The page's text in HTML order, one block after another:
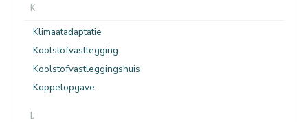
K
Klimaatadaptatie
Koolstofvastlegging
Koolstofvastleggingshuis
Koppelopgave
L